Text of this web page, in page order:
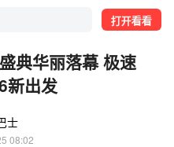
打开看看
典华丽落幕 极速
新出发
士
08:02